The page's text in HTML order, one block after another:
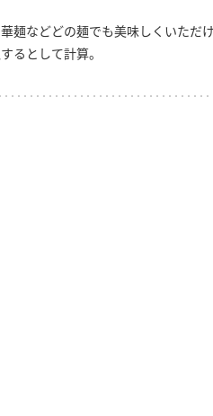
麺などどの麺でも美味しくいただけ
るとして計算。